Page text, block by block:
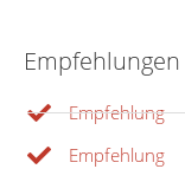
Empfehlungen
Empfehlung
Empfehlung